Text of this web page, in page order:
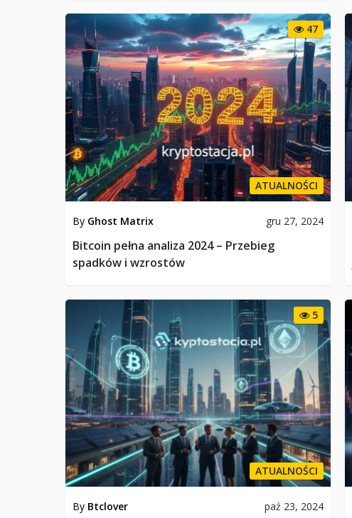
47
ATUALNOŚCI
By Ghost Matrix gru 27, 2024
Bitcoin pełna analiza 2024 – Przebieg
spadków i wzrostów
5
ATUALNOŚCI
By Btclover paź 23, 2024